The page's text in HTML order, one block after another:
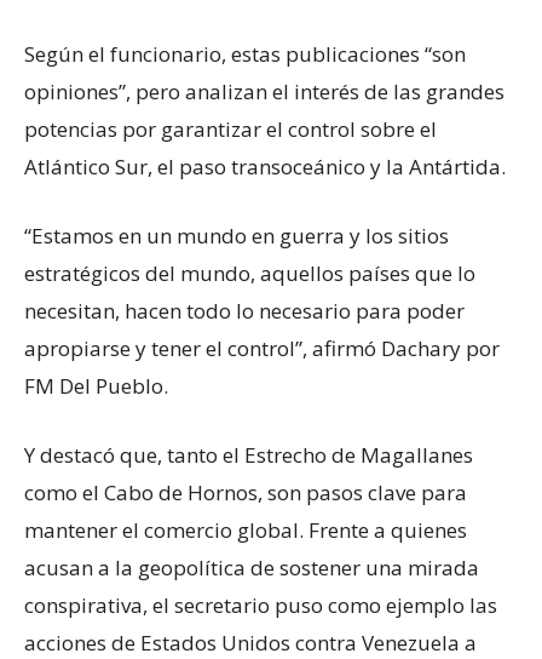
Según el funcionario, estas publicaciones “son
opiniones”, pero analizan el interés de las grandes
potencias por garantizar el control sobre el
Atlántico Sur, el paso transoceánico y la Antártida.
“Estamos en un mundo en guerra y los sitios
estratégicos del mundo, aquellos países que lo
necesitan, hacen todo lo necesario para poder
apropiarse y tener el control”, afirmó Dachary por
FM Del Pueblo.
Y destacó que, tanto el Estrecho de Magallanes
como el Cabo de Hornos, son pasos clave para
mantener el comercio global. Frente a quienes
acusan a la geopolítica de sostener una mirada
conspirativa, el secretario puso como ejemplo las
acciones de Estados Unidos contra Venezuela a